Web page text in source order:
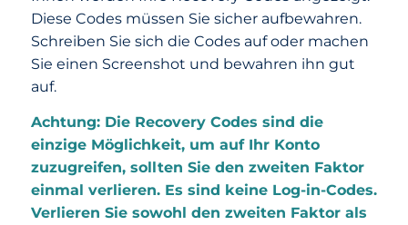
Diese Codes müssen Sie sicher aufbewahren.
Schreiben Sie sich die Codes auf oder machen
Sie einen Screenshot und bewahren ihn gut
auf.
Achtung: Die Recovery Codes sind die
einzige Möglichkeit, um auf Ihr Konto
zuzugreifen, sollten Sie den zweiten Faktor
einmal verlieren. Es sind keine Log-in-Codes.
Verlieren Sie sowohl den zweiten Faktor als